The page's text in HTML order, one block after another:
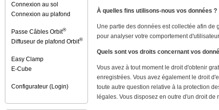
Connexion au sol
Connexion au plafond
Passe Câbles Orbit®
Diffuseur de plafond Orbit®
Easy Clamp
E-Cube
Configurateur (Login)
À quelles fins utilisons-nous vos données ?
Une partie des données est collectée afin
pour analyser votre comportement
Quels sont vos droits concernant vos
Vous avez à tout moment le droit d'obtenir
enregistrées. Vous avez également le droit
toute autre question relative à la protection
légales. Vous disposez en outre d'un droit